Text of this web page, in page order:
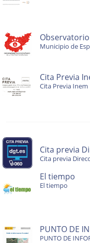
Municipio de
Cita Previa
Cita Previa Inem
Cita previa
Cita previa
El tiempo
El tiempo
PUNTO DE
PUNTO DE